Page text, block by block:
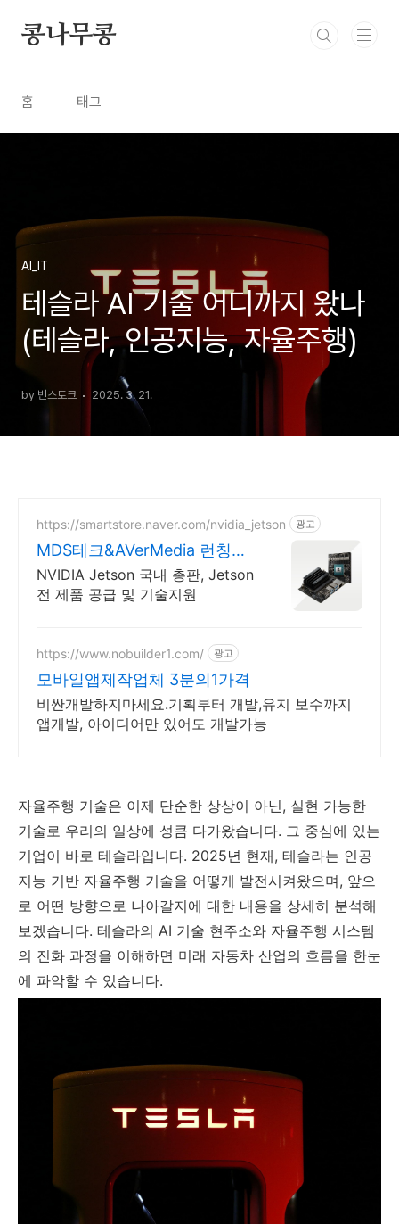
콩나무콩
홈 태그
AI_IT
테슬라 AI 기술 어디까지 왔나
(테슬라, 인공지능, 자율주행)
by 빈스토크 2025. 3. 21.
https://smartstore.naver.com/nvidia_jetson 광고
MDS테크&AVerMedia 런칭기
념할인이벤트
NVIDIA Jetson 국내 총판, Jetson
전 제품 공급 및 기술지원
https://www.nobuilder1.com/ 광고
모바일앱제작업체 3분의1가격
비싼개발하지마세요.기획부터 개발,유지 보수까지
앱개발, 아이디어만 있어도 개발가능
자율주행 기술은 이제 단순한 상상이 아닌, 실현 가능한
기술로 우리의 일상에 성큼 다가왔습니다. 그 중심에 있는
기업이 바로 테슬라입니다. 2025년 현재, 테슬라는 인공
지능 기반 자율주행 기술을 어떻게 발전시켜왔으며, 앞으
로 어떤 방향으로 나아갈지에 대한 내용을 상세히 분석해
보겠습니다. 테슬라의 AI 기술 현주소와 자율주행 시스템
의 진화 과정을 이해하면 미래 자동차 산업의 흐름을 한눈
에 파악할 수 있습니다.